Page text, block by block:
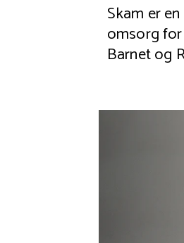
Skam er
omsorg
Barnet og